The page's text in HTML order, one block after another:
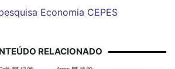
Economia CEPES
RELACIONADO